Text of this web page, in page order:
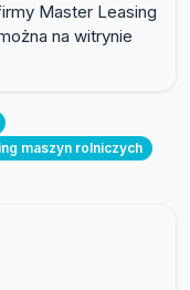
Master Leasing
na witrynie
maszyn rolniczych